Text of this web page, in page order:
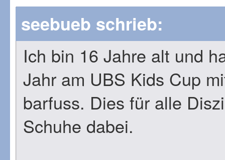
seebueb schrieb:
Ich bin 16 Jahre alt und
Jahr am UBS Kids Cup
barfuss. Dies für alle
Schuhe dabei.